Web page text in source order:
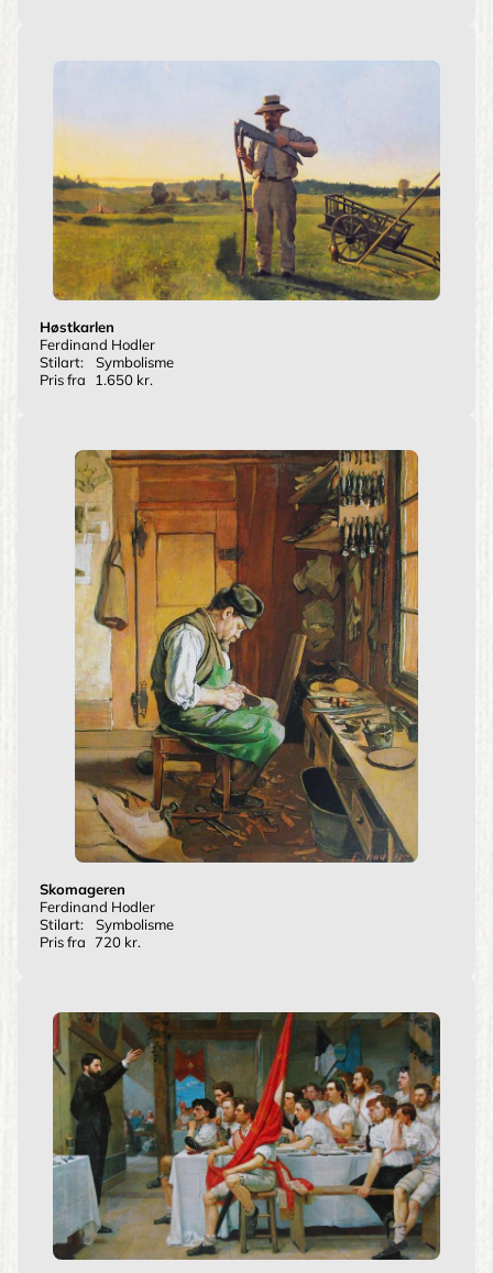
Høstkarlen
Ferdinand Hodler
Stilart:
Symbolisme
Pris fra
1.650 kr.
Skomageren
Ferdinand Hodler
Stilart:
Symbolisme
Pris fra 720 kr.